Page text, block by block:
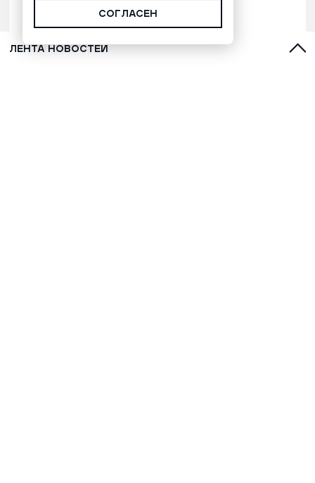
ЛЕНТА НОВОСТЕЙ
СОГЛАСЕН